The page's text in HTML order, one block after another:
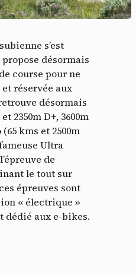
s’est
désormais
course pour ne
réservée aux
désormais
2350m D+, 3600m
kms et 2500m
Ultra
de
le tout sur
épreuves sont
« électrique »
dédié aux e-bikes.